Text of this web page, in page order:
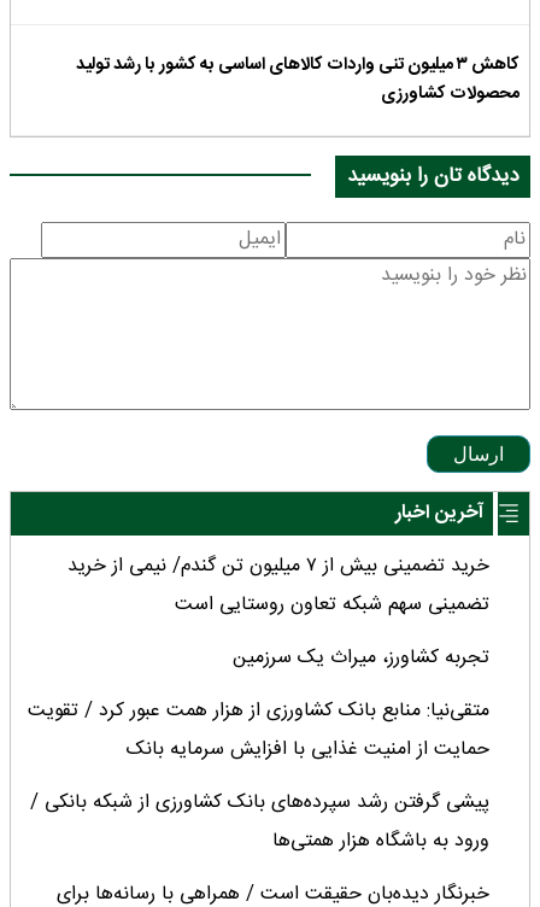
کاهش ۳ میلیون تنی واردات کالاهای اساسی به کشور با رشد تولید
محصولات کشاورزی
دیدگاه تان را بنویسید
ارسال
آخرین اخبار
خرید تضمینی بیش از ۷ میلیون تن گندم/ نیمی از خرید
تضمینی سهم شبکه تعاون روستایی است
تجربه کشاورز، میراث یک سرزمین
متقی‌نیا: منابع بانک کشاورزی از هزار همت عبور کرد / تقویت
حمایت از امنیت غذایی با افزایش سرمایه بانک
پیشی گرفتن رشد سپرده‌های بانک کشاورزی از شبکه بانکی /
ورود به باشگاه هزار همتی‌ها
خبرنگار دیده‌بان حقیقت است / همراهی با رسانه‌ها برای